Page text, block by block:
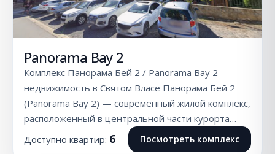
Panorama Bay 2
Комплекс Панорама Бей 2 / Panorama Bay 2 —
недвижимость в Святом Власе Панорама Бей 2
(Panorama Bay 2) — современный жилой комплекс,
расположенный в центральной части курорта…
Доступно квартир: 6 Посмотреть комплекс